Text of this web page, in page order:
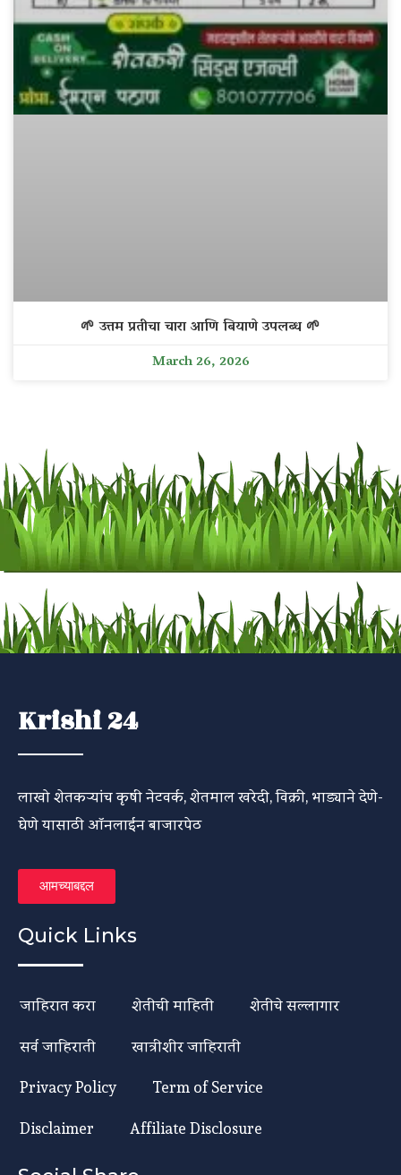
🌱 उत्तम प्रतीचा चारा आणि बियाणे उपलब्ध 🌱
March 26, 2026
Krishi 24
लाखो शेतकऱ्यांच कृषी नेटवर्क, शेतमाल खरेदी, विक्री, भाड्याने देणे-
घेणे यासाठी ऑनलाईन बाजारपेठ
आमच्याबद्दल
Quick Links
जाहिरात करा शेतीची माहिती
शेतीचे सल्लागार
सर्व जाहिराती
खात्रीशीर जाहिराती
Privacy Policy
Term of Service
Disclaimer
Affiliate Disclosure